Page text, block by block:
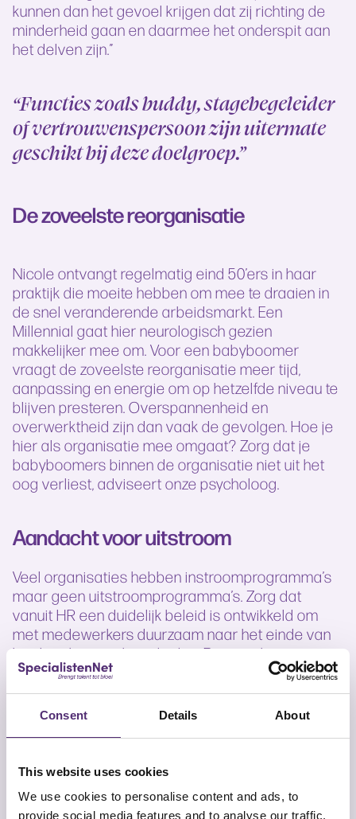
Consent Details About
This website uses cookies
We use cookies to personalise content and ads, to
provide social media features and to analyse our traffic.
kunnen dan het gevoel krijgen dat zij richting de
minderheid gaan en daarmee het onderspit aan
het delven zijn.”
“Functies zoals buddy, stagebegeleider
of vertrouwenspersoon zijn uitermate
geschikt bij deze doelgroep.”
De zoveelste reorganisatie
Nicole ontvangt regelmatig eind 50’ers in haar
praktijk die moeite hebben om mee te draaien in
de snel veranderende arbeidsmarkt. Een
Millennial gaat hier neurologisch gezien
makkelijker mee om. Voor een babyboomer
vraagt de zoveelste reorganisatie meer tijd,
aanpassing en energie om op hetzelfde niveau te
blijven presteren. Overspannenheid en
overwerktheid zijn dan vaak de gevolgen. Hoe je
hier als organisatie mee omgaat? Zorg dat je
babyboomers binnen de organisatie niet uit het
oog verliest, adviseert onze psycholoog.
Aandacht voor uitstroom
Veel organisaties hebben instroomprogramma’s
maar geen uitstroomprogramma’s. Zorg dat
vanuit HR een duidelijk beleid is ontwikkeld om
met medewerkers duurzaam naar het einde van
hun loopbaan te begeleiden. Bespreek samen
hoe de medewerker de laatste 10 á 15 jaar
invulling wilt geven aan zijn of haar carrière. En
benadruk dat de doelgroep nog steeds een
aansluiten bij de medewerkers. Functies zoals
zijn uitermate geschikt bij deze doelgroep.